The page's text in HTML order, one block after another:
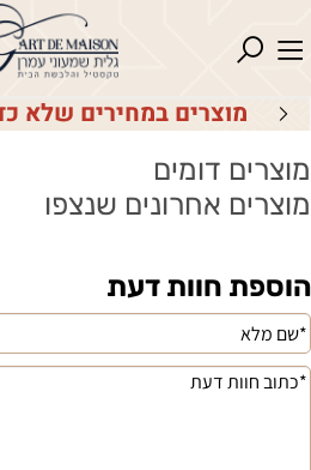
מוצרים במחירים שלא
מוצרים דומים
מוצרים אחרונים שנצפו
הוספת חוות דעת